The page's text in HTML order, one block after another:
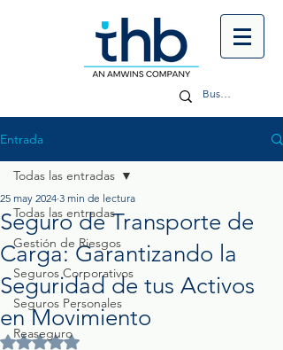
Entrada
Todas las entradas
Gestión de Riesgos
Seguros Corporativos
Seguros Personales
Reaseguro
Todas las entradas
Seguro de Transporte de
Carga: Garantizando la
Seguridad de tus Activos
en Movimiento
25 may 2024 3 min de lectura
Obtuvo NaN de 5 estrellas.